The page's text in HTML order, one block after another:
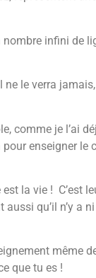
infini de
ne le verra
comme je l’ai
enseigner le
la vie ! C’est
qu’il n’y a
même
que tu es !